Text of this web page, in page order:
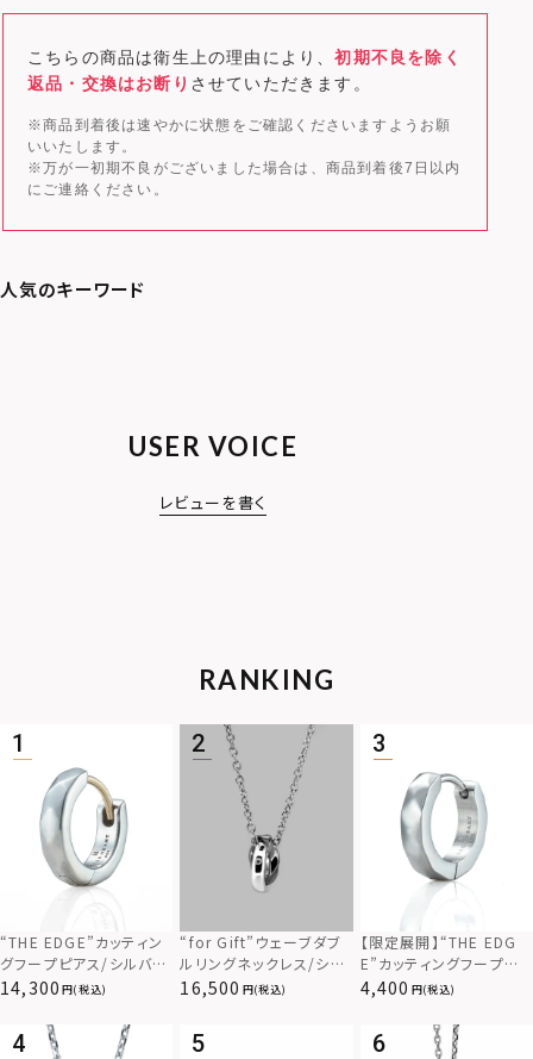
こちらの商品は衛生上の理由により、初期不良を除く
返品・交換はお断り させていただきます。
※商品到着後は速やかに状態をご確認くださいますようお願
いいたします。
※万が一初期不良がございました場合は、商品到着後7日以内
にご連絡ください。
USER VOICE
レビューを書く
RANKING
“THE EDGE”カッティン
グフープピアス/シルバー
925
14,300 (税込)
“for Gift”ウェーブダブ
ルリングネックレス/シル
バー×ブラック/シルバー
16,500 (税込)
【限定展開】“THE EDG
E”カッティングフープピ
アス/サージカルステンレ
4,400 (税込)